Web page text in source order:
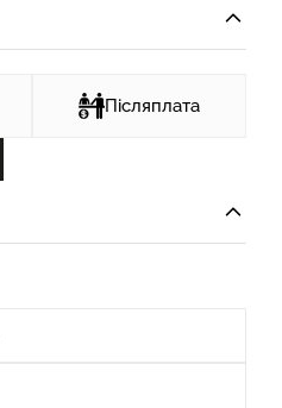
Післяплата